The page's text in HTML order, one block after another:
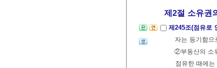
제2절 소유권
제245조(점유로
자는 등기함으
②부동산의 소
점유한 때에